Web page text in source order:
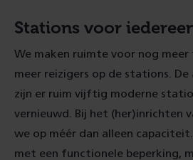
Stations voor
We maken ruimte voor nog
meer reizigers op de stations.
zijn er ruim vijftig moderne
vernieuwd. Bij het (her)inrichten
we op méér dan alleen
met een functionele beperking,